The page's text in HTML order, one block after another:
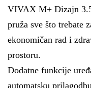
VIVAX M+ Dizajn
pruža sve što trebate
ekonomičan rad i
prostoru.
Dodatne funkcije
automatsku